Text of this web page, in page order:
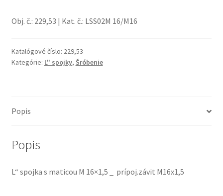
Obj. č.: 229,53 | Kat. č.: LSS02M 16/M16
Katalógové číslo: 229,53
Kategórie: L" spojky, Šróbenie
Popis
Popis
L“ spojka s maticou M 16×1,5 _ prípoj.závit M16x1,5